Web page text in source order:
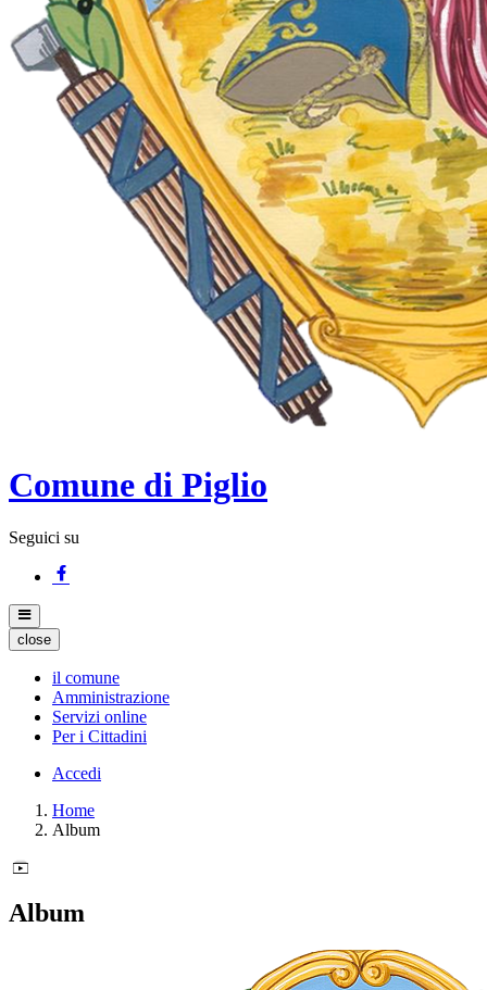
Comune di Piglio
Seguici su
close
il comune
Amministrazione
Servizi online
Per i Cittadini
Accedi
Home
Album
Album